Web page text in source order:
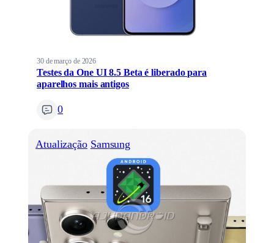
30 de março de 2026
Testes da One UI 8.5 Beta é liberado para
aparelhos mais antigos
0
Atualização Samsung